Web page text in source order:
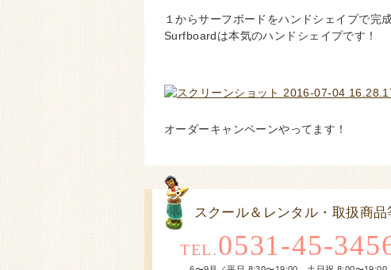
１からサーフボードをハンドシェイプで完
Surfboardは本気のハンドシェイプです！
オーダーキャンペーンやってます！
スクール＆レンタル・取扱商
TEL.0531-45-